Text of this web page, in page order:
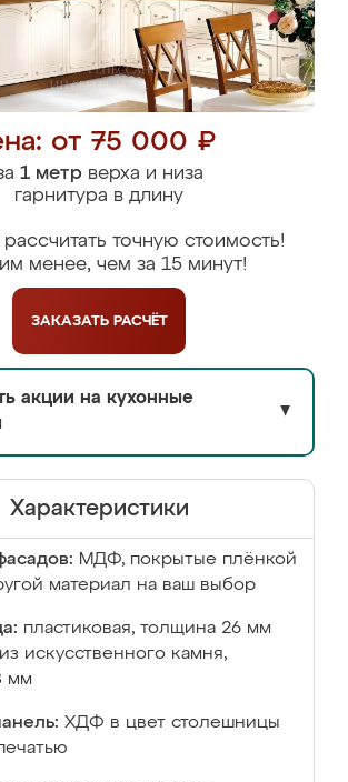
от 75 000 ₽
1 метрверха и низа
гарнитура в длину
точную стоимость!
менее, чем за 15 минут!
ЗАКАЗАТЬ РАСЧЁТ
акции на кухонные
▼
Характеристики
МДФ, покрытые плёнкой
материал на ваш выбор
пластиковая, толщина 26 мм
искусственного камня,
мм
ХДФ в цвет столешницы